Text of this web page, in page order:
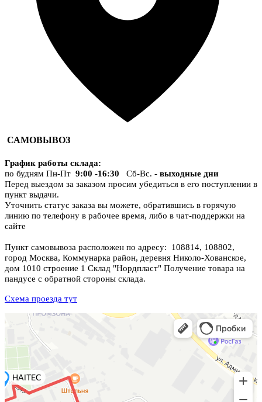
САМОВЫВОЗ
График работы склада:
по будням Пн-Пт 9:00 -16:30 Сб-Вс. - выходные дни
Перед выездом за заказом просим убедиться в его поступлении в
пункт выдачи.
Уточнить статус заказа вы можете, обратившись в горячую
линию по телефону в рабочее время, либо в чат-поддержки на
сайте
Пункт самовывоза расположен по адресу: 108814, 108802,
город Москва, Коммунарка район, деревня Николо-Хованское,
дом 1010 строение 1 Склад "Нордпласт" Получение товара на
пандусе с обратной стороны склада.
Схема проезда тут